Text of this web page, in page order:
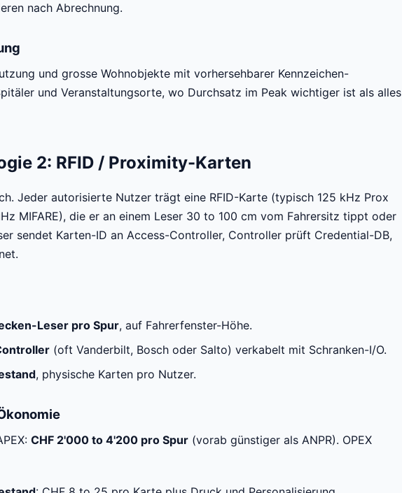
nach Abrechnung.
und grosse Wohnobjekte mit vorhersehbarer Kennzeichen-
und Veranstaltungsorte, wo Durchsatz im Peak wichtiger ist als alles
2: RFID / Proximity-Karten
Jeder autorisierte Nutzer trägt eine RFID-Karte (typisch 125 kHz Prox
MIFARE), die er an einem Leser 30 to 100 cm vom Fahrersitz tippt oder
sendet Karten-ID an Access-Controller, Controller prüft Credential-DB,
Leser pro Spur, auf Fahrerfenster-Höhe.
(oft Vanderbilt, Bosch oder Salto) verkabelt mit Schranken-I/O.
, physische Karten pro Nutzer.
CHF 2'000 to 4'200 pro Spur (vorab günstiger als ANPR). OPEX